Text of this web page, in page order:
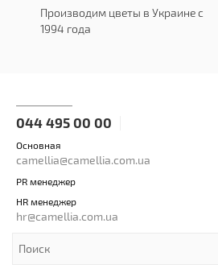
Производим цветы в Украине с
1994 года
044 495 00 00
Основная
camellia@camellia.com.ua
PR менеджер
HR менеджер
hr@camellia.com.ua